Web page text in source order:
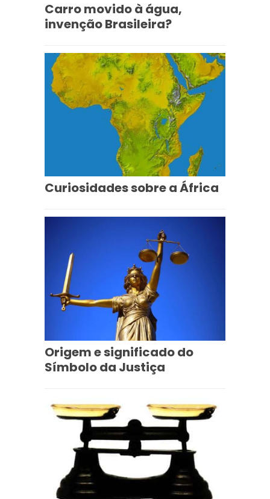
Carro movido à água,
invenção Brasileira?
Curiosidades sobre a África
Origem e significado do
Símbolo da Justiça